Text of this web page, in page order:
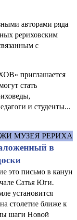
авторами ряда
рериховским
с
приглашается
стать
и студенты...
МУЗЕЯ РЕРИХА
в
это письмо в канун
Сатья Юги.
установится
столетие ближе к
шаги Новой